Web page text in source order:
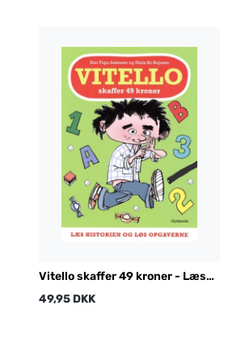
Vitello skaffer 49 kroner - Læs
historien og løs opgaverne
49,95 DKK